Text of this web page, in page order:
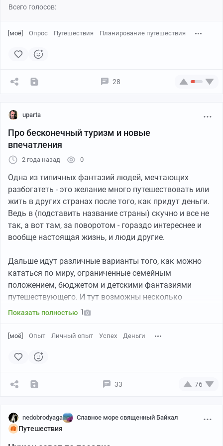
о. Русском делаю чай и обедаю лапшой. Ветерок
притормаживает моё продвижение. На острове
берег, сказы метров 30, падают в море, причалить
туристов, фоткаются на огромных каменных плитах.
углубляются на несколько десятков метров
представляя собой полноценную пещеру, дно их кишит
жизнью, множество морских ежей и звёзд. Особенно
крупный грот в бухте Дотовая.
Внутри грота
Всего голосов:
[моё] Опрос Путешествия Планирование путешествия
28
uparta
Про бесконечный туризм и новые
впечатления
2 года назад 0
Одна из типичных фантазий людей, мечтающих
разбогатеть - это желание много путешествовать или
жить в других странах после того, как придут деньги.
Ведь в (подставить название страны) скучно и все не
так, а вот там, за поворотом - гораздо интереснее и
вообще настоящая жизнь, и люди другие.
Дальше идут различные варианты того, как можно
кататься по миру, ограниченные семейным
положением, бюджетом и детскими фантазиями
путешествующего. И тут возможны несколько
сценариев
1. Ехать в другие страны жить на постоянку
чем больше страна похожа на идеал - тем больше там
сценарию. Ключевая проблема - скука, одиночество и
поколения вперед, после того как утром встал и
позавтракал надо что-то делать интересное. И
Показать полностью 1
[моё] Опыт Личный опыт Успех Деньги
33 76
nedobrodyaga Славное море священный Байкал
Путешествия